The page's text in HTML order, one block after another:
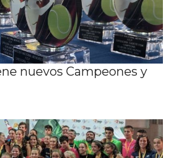
nuevos Campeones y